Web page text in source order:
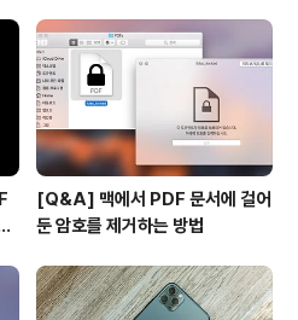
[Q&A] 맥에서 PDF 문서에 걸어
둔 암호를 제거하는 방법